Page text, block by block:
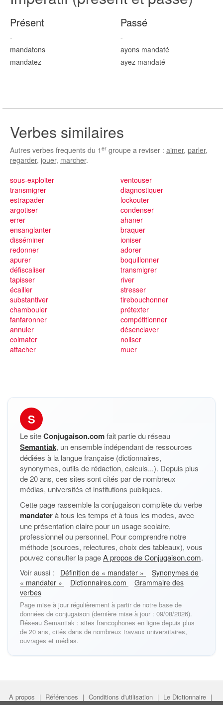
Présent
-
mandatons
mandatez
Passé
-
ayons mandaté
ayez mandaté
Verbes similaires
Autres verbes frequents du 1 er groupe a reviser : aimer, parler,
regarder, jouer, marcher.
sous-exploiter
transmigrer
estrapader
argotiser
errer
ensanglanter
disséminer
redonner
apurer
ventouser
diagnostiquer
lockouter
condenser
ahaner
braquer
ioniser
adorer
boquillonner
défiscaliser
tapisser
écailler
substantiver
chambouler
fanfaronner
annuler
colmater
attacher
transmigrer
river
stresser
tirebouchonner
prétexter
compétitionner
désenclaver
noliser
muer
S
Le siteConjugaison.comfait partie du réseau
Semantiak, un ensemble indépendant de ressources
dédiées à la langue française (dictionnaires,
synonymes, outils de rédaction, calculs...). Depuis plus
de 20 ans, ces sites sont cités par de nombreux
médias, universités et institutions publiques.
Cette page rassemble la conjugaison complète du verbe
mandaterà tous les temps et à tous les modes, avec
une présentation claire pour un usage scolaire,
professionnel ou personnel. Pour comprendre notre
méthode (sources, relectures, choix des tableaux), vous
pouvez consulter la pageA propos de Conjugaison.com.
Voir aussi : Définition de « mandater »
Synonymes de
« mandater »
Dictionnaires.com
Grammaire des
verbes
Page mise à jour régulièrement à partir de notre base de
données de conjugaison (dernière mise à jour : 09/08/2026).
Réseau Semantiak : sites francophones en ligne depuis plus
de 20 ans, cités dans de nombreux travaux universitaires,
ouvrages et médias.
A propos | Références | Conditions d'utilisation | Le Dictionnaire |